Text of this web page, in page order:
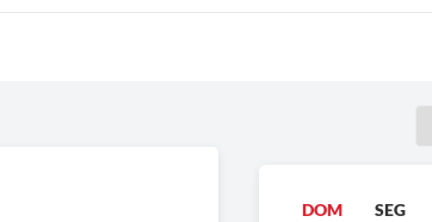
DOM SEG